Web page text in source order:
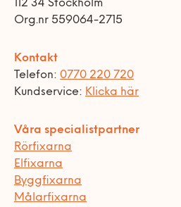
112 34 Stockholm
Org.nr 559064-2715
Kontakt
Telefon: 0770 220 720
Kundservice: Klicka här
Våra specialistpartner
Rörfixarna
Elfixarna
Byggfixarna
Målarfixarna